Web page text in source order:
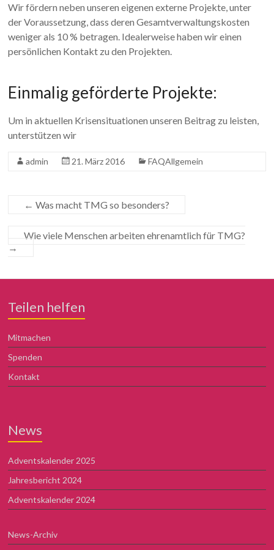
Wir fördern neben unseren eigenen externe Projekte, unter
der Voraussetzung, dass deren Gesamtverwaltungskosten
weniger als 10 % betragen. Idealerweise haben wir einen
persönlichen Kontakt zu den Projekten.
Einmalig geförderte Projekte:
Um in aktuellen Krisensituationen unseren Beitrag zu leisten,
unterstützen wir
admin 21. März 2016 FAQAllgemein
← Was macht TMG so besonders?
Wie viele Menschen arbeiten ehrenamtlich für TMG?
→
Teilen helfen
Mitmachen
Spenden
Kontakt
News
Adventskalender 2025
Jahresbericht 2024
Adventskalender 2024
News-Archiv